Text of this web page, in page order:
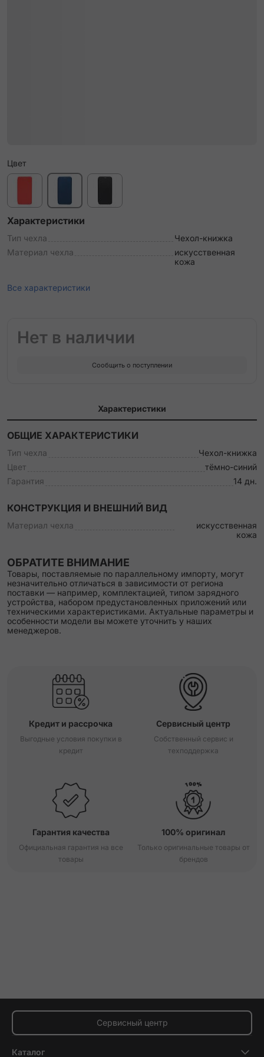
Цвет
Характеристики
Тип чехла
Чехол-книжка
Материал чехла
искусственная
кожа
Все характеристики
Нет в наличии
Сообщить о поступлении
Характеристики
ОБЩИЕ ХАРАКТЕРИСТИКИ
Тип чехла
Чехол-книжка
Цвет
тёмно-синий
Гарантия
14 дн.
КОНСТРУКЦИЯ И ВНЕШНИЙ ВИД
Материал чехла
искусственная
кожа
ОБРАТИТЕ ВНИМАНИЕ
Товары, поставляемые по параллельному импорту, могут
незначительно отличаться в зависимости от региона
поставки — например, комплектацией, типом зарядного
устройства, набором предустановленных приложений или
техническими характеристиками. Актуальные параметры и
особенности модели вы можете уточнить у наших
менеджеров.
Кредит и рассрочка
Выгодные условия покупки в
кредит
Сервисный центр
Собственный сервис и
техподдержка
Гарантия качества
Официальная гарантия на все
товары
100% оригинал
Только оригинальные товары от
брендов
Сервисный центр
Каталог